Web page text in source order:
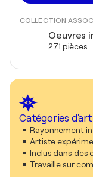
COLLECTION
Oeuvres
271 pièces
Catégories
Rayonnement
Artiste
Inclus dans des
Travaille sur